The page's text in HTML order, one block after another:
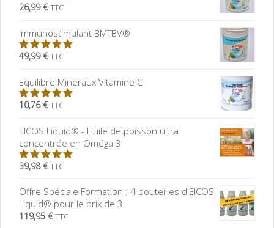
5.00 sur
26,99 € TTC
Immunostimulant BMTBV®
5.00 sur
49,99 € TTC
Equilibre Minéraux Vitamine C
5.00 sur
10,76 € TTC
EICOS Liquid® - Huile de poisson ultra
concentrée en Oméga 3
5.00 sur
39,98 € TTC
Offre Spéciale Formation : 4 bouteilles d'EICOS
Liquid® pour le prix de 3
119,95 € TTC